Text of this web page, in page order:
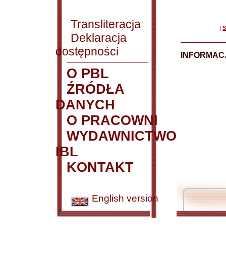
Transliteracja
Deklaracja
dostępności
O PBL
ŹRÓDŁA
DANYCH
O PRACOWNI
WYDAWNICTWO
IBL
KONTAKT
English version
|